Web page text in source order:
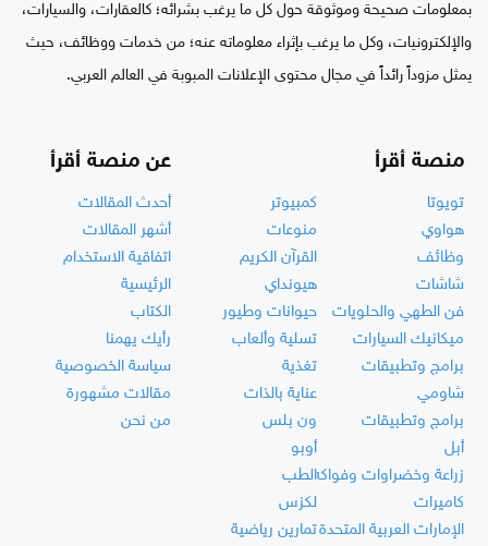
بمعلومات صحيحة وموثوقة حول كل ما يرغب بشرائه؛ كالعقارات، والسيارات،
والإلكترونيات، وكل ما يرغب بإثراء معلوماته عنه؛ من خدمات ووظائف، حيث
يمثل مزوداً رائداً في مجال محتوى الإعلانات المبوبة في العالم العربي.
منصة أقرأ
تويوتا
كمبيوتر
هواوي
منوعات
وظائف
القرآن الكريم
شاشات
هيونداي
فن الطهي والحلويات
حيوانات وطيور
ميكانيك السيارات
تسلية وألعاب
برامج وتطبيقات
تغذية
شاومي
عناية بالذات
برامج وتطبيقات
ون بلس
أبل
أوبو
زراعة وخضراوات وفواكهالطب
كاميرات
لكزس
الإمارات العربية المتحدةتمارين رياضية
عن منصة أقرأ
أحدث المقالات
أشهر المقالات
اتفاقية الاستخدام
الرئيسية
الكتاب
رأيك يهمنا
سياسة الخصوصية
مقالات مشهورة
من نحن